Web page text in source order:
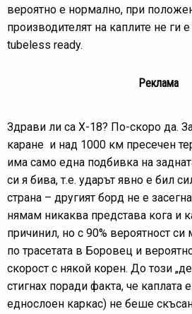
вероятно е нормално, при
производителят на каплите не ги
tubeless ready.
Реклама
Здрави ли са Х-18? По-скоро да.
каране и над 1000 км пресечен
има само една подбивка на
си я бива, т.е. ударът явно е бил
страна – другият борд не е
нямам никаква представа кога и
причинил, но с 90% вероятност си
по трасетата в Боровец и
скорост с някой корен. До този
стигнах поради факта, че каплата
еднослоен каркас) не беше